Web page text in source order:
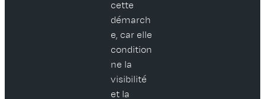
cette
démarch
e, car elle
condition
ne la
visibilité
et la